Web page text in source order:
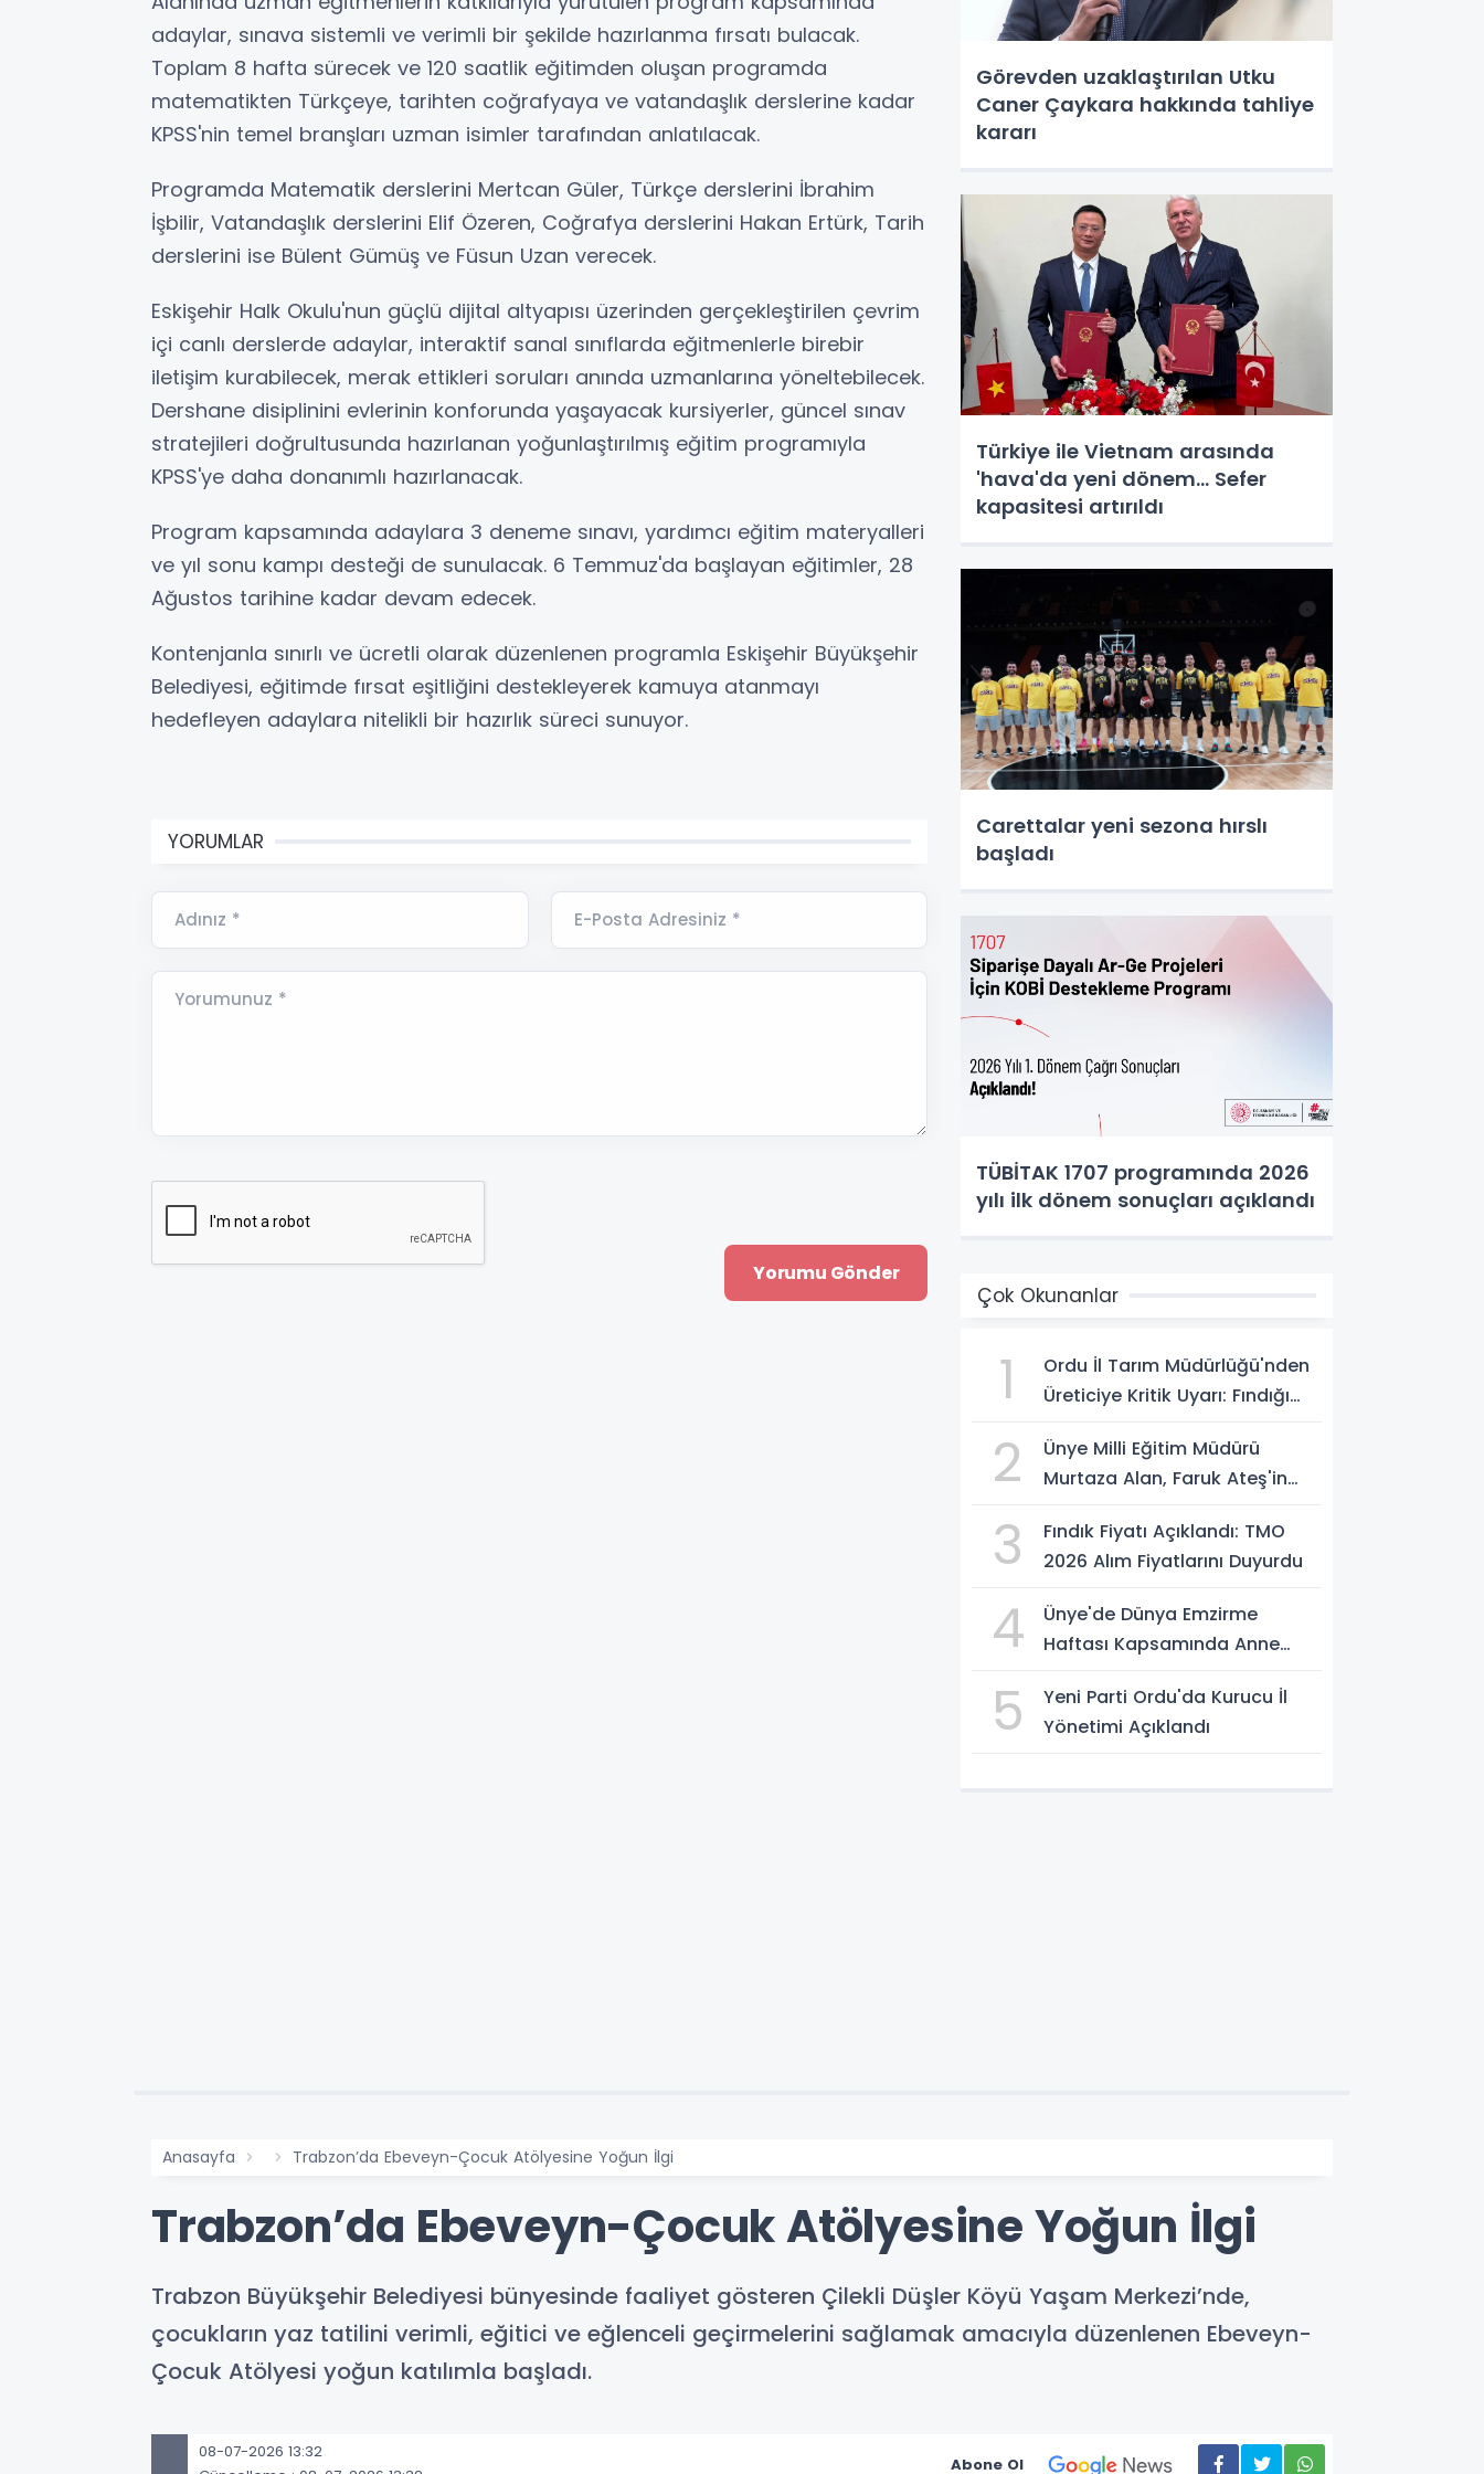
adaylar, sınava sistemli ve verimli bir şekilde hazırlanma fırsatı bulacak.
Toplam 8 hafta sürecek ve 120 saatlik eğitimden oluşan programda
matematikten Türkçeye, tarihten coğrafyaya ve vatandaşlık derslerine kadar
KPSS'nin temel branşları uzman isimler tarafından anlatılacak.
Programda Matematik derslerini Mertcan Güler, Türkçe derslerini İbrahim
İşbilir, Vatandaşlık derslerini Elif Özeren, Coğrafya derslerini Hakan Ertürk, Tarih
derslerini ise Bülent Gümüş ve Füsun Uzan verecek.
Eskişehir Halk Okulu'nun güçlü dijital altyapısı üzerinden gerçekleştirilen çevrim
içi canlı derslerde adaylar, interaktif sanal sınıflarda eğitmenlerle birebir
iletişim kurabilecek, merak ettikleri soruları anında uzmanlarına yöneltebilecek.
Dershane disiplinini evlerinin konforunda yaşayacak kursiyerler, güncel sınav
stratejileri doğrultusunda hazırlanan yoğunlaştırılmış eğitim programıyla
KPSS'ye daha donanımlı hazırlanacak.
Program kapsamında adaylara 3 deneme sınavı, yardımcı eğitim materyalleri
ve yıl sonu kampı desteği de sunulacak. 6 Temmuz'da başlayan eğitimler, 28
Ağustos tarihine kadar devam edecek.
Kontenjanla sınırlı ve ücretli olarak düzenlenen programla Eskişehir Büyükşehir
Belediyesi, eğitimde fırsat eşitliğini destekleyerek kamuya atanmayı
hedefleyen adaylara nitelikli bir hazırlık süreci sunuyor.
YORUMLAR
Adınız * E-Posta Adresiniz *
Yorumunuz *
Görevden uzaklaştırılan Utku
Caner Çaykara hakkında tahliye
kararı
Türkiye ile Vietnam arasında
'hava'da yeni dönem... Sefer
kapasitesi artırıldı
Carettalar yeni sezona hırslı
başladı
TÜBİTAK 1707 programında 2026
yılı ilk dönem sonuçları açıklandı
Çok Okunanlar
1
Ordu İl Tarım Müdürlüğü'nden
Üreticiye Kritik Uyarı: Fındığı
2
Ünye Milli Eğitim Müdürü
Murtaza Alan, Faruk Ateş'in
3
Fındık Fiyatı Açıklandı: TMO
2026 Alım Fiyatlarını Duyurdu
4
Ünye'de Dünya Emzirme
Haftası Kapsamında Anne
5
Yeni Parti Ordu'da Kurucu İl
Yönetimi Açıklandı
Anasayfa Trabzon’da Ebeveyn-Çocuk Atölyesine Yoğun İlgi
Trabzon’da Ebeveyn-Çocuk Atölyesine Yoğun İlgi
Trabzon Büyükşehir Belediyesi bünyesinde faaliyet gösteren Çilekli Düşler Köyü Yaşam Merkezi’nde,
çocukların yaz tatilini verimli, eğitici ve eğlenceli geçirmelerini sağlamak amacıyla düzenlenen Ebeveyn-
Çocuk Atölyesi yoğun katılımla başladı.
08-07-2026 13:32
Abone Ol